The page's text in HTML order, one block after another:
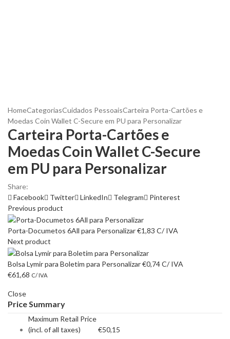
HomeCategoriasCuidados PessoaisCarteira Porta-Cartões e
Moedas Coin Wallet C-Secure em PU para Personalizar
Carteira Porta-Cartões e
Moedas Coin Wallet C-Secure
em PU para Personalizar
Share:
Facebook
Twitter LinkedIn Telegram
Pinterest
Previous product
Porta-Documetos 6All para Personalizar€1,83 C/ IVA
Next product
Bolsa Lymir para Boletim para Personalizar€0,74C/ IVA
€61,68 C/ IVA
Close
Price Summary
Maximum Retail Price
(incl. of all taxes)
€50,15